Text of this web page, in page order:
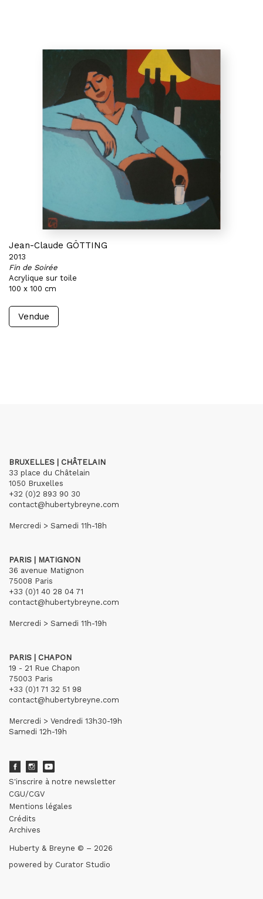
Jean-Claude GÖTTING
2013
Fin de Soirée
Acrylique sur toile
100 x 100 cm
Vendue
BRUXELLES | CHÂTELAIN
33 place du Châtelain
1050 Bruxelles
+32 (0)2 893 90 30
contact@hubertybreyne.com
Mercredi > Samedi 11h-18h
PARIS | MATIGNON
36 avenue Matignon
75008 Paris
+33 (0)1 40 28 04 71
contact@hubertybreyne.com
Mercredi > Samedi 11h-19h
PARIS | CHAPON
19 - 21 Rue Chapon
75003 Paris
+33 (0)1 71 32 51 98
contact@hubertybreyne.com
Mercredi > Vendredi 13h30-19h
Samedi 12h-19h
S'inscrire à notre newsletter
CGU/CGV
Mentions légales
Crédits
Archives
Huberty & Breyne © – 2026
powered by Curator Studio